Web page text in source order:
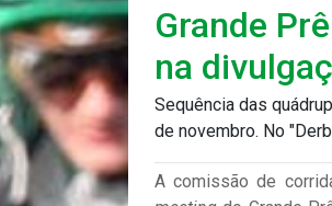
Grande
na
Sequência das
de novembro. No
A comissão de